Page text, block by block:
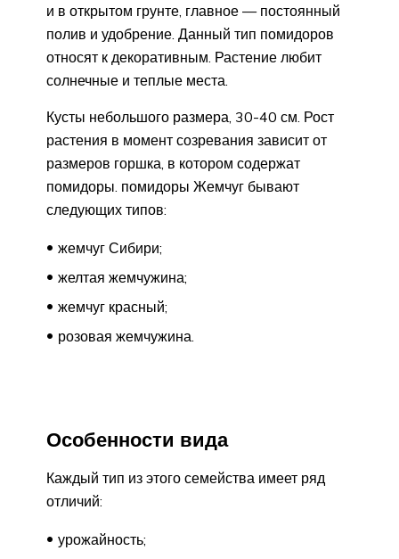
и в открытом грунте, главное — постоянный
полив и удобрение. Данный тип помидоров
относят к декоративным. Растение любит
солнечные и теплые места.
Кусты небольшого размера, 30-40 см. Рост
растения в момент созревания зависит от
размеров горшка, в котором содержат
помидоры. помидоры Жемчуг бывают
следующих типов:
жемчуг Сибири;
желтая жемчужина;
жемчуг красный;
розовая жемчужина.
Особенности вида
Каждый тип из этого семейства имеет ряд
отличий:
урожайность;